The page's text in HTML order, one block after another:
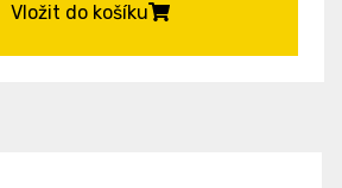
Vložit do košíku